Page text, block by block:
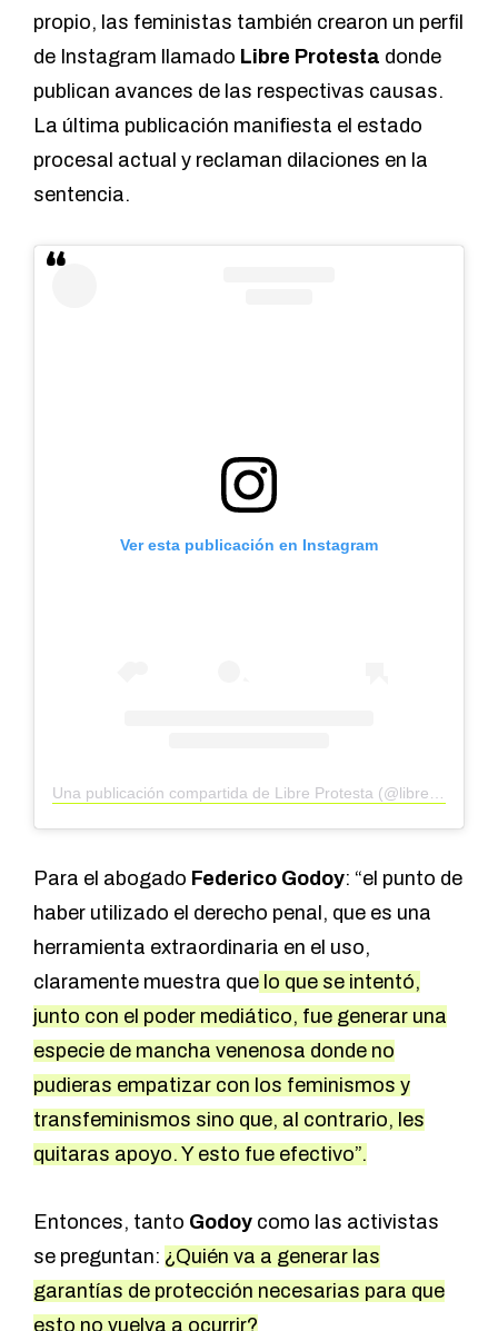
propio, las feministas también crearon un perfil
de Instagram llamado Libre Protesta donde
publican avances de las respectivas causas.
La última publicación manifiesta el estado
procesal actual y reclaman dilaciones en la
sentencia.
Ver esta publicación en Instagram
Para el abogado Federico Godoy: “el punto de
haber utilizado el derecho penal, que es una
herramienta extraordinaria en el uso,
claramente muestra que lo que se intentó,
junto con el poder mediático, fue generar una
especie de mancha venenosa donde no
pudieras empatizar con los feminismos y
transfeminismos sino que, al contrario, les
quitaras apoyo. Y esto fue efectivo”.
Entonces, tanto Godoy como las activistas
se preguntan: ¿Quién va a generar las
garantías de protección necesarias para que
esto no vuelva a ocurrir?